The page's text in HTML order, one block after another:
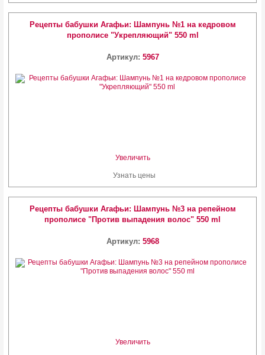
Рецепты бабушки Агафьи: Шампунь №1 на кедровом
прополисе "Укрепляющий" 550 ml
Артикул: 5967
Увеличить
Узнать цены
Рецепты бабушки Агафьи: Шампунь №3 на репейном
прополисе "Против выпадения волос" 550 ml
Артикул: 5968
Увеличить